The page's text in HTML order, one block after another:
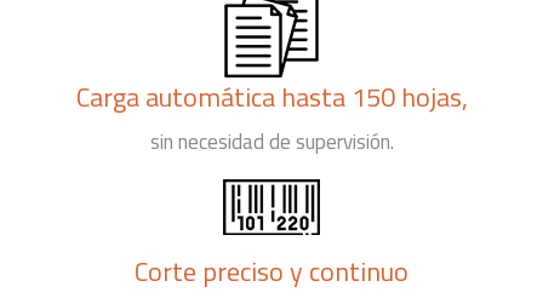
Carga automática hasta 150 hojas,
sin necesidad de supervisión.
Corte preciso y continuo